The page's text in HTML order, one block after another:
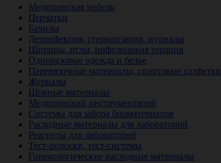
Медицинская мебель
Перчатки
Бахилы
Дезинфекция, стерилизация, журналы
Шприцы, иглы, инфузионная терапия
Одноразовые одежда и белье
Перевязочные материалы, спиртовые салфетки
Журналы
Шовные материалы
Медицинский инструментарий
Системы для забора биоматериалов
Расходные материалы для лабораторий
Реагенты для лабораторий
Тест-полоски, тест-системы
Гинекологические расходные материалы